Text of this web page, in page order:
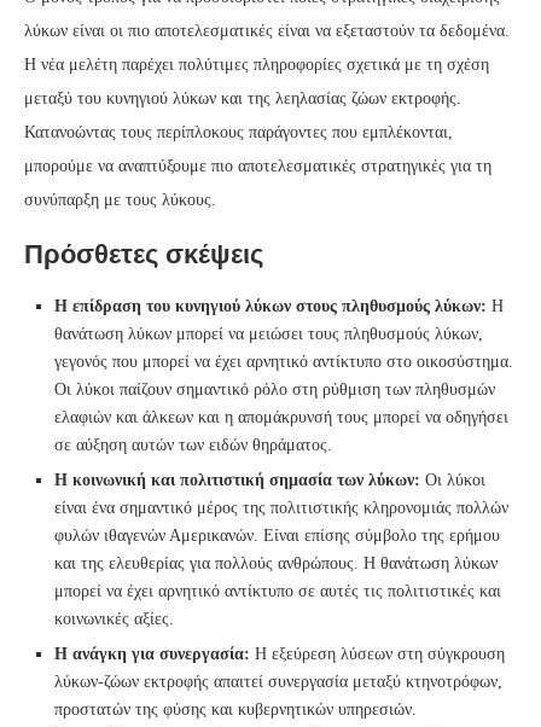
λύκων είναι οι πιο αποτελεσματικές είναι να εξεταστούν τα δεδομένα.
Η νέα μελέτη παρέχει πολύτιμες πληροφορίες σχετικά με τη σχέση
μεταξύ του κυνηγιού λύκων και της λεηλασίας ζώων εκτροφής.
Κατανοώντας τους περίπλοκους παράγοντες που εμπλέκονται,
μπορούμε να αναπτύξουμε πιο αποτελεσματικές στρατηγικές για τη
συνύπαρξη με τους λύκους.
Πρόσθετες σκέψεις
Η επίδραση του κυνηγιού λύκων στους πληθυσμούς λύκων: Η
θανάτωση λύκων μπορεί να μειώσει τους πληθυσμούς λύκων,
γεγονός που μπορεί να έχει αρνητικό αντίκτυπο στο οικοσύστημα.
Οι λύκοι παίζουν σημαντικό ρόλο στη ρύθμιση των πληθυσμών
ελαφιών και άλκεων και η απομάκρυνσή τους μπορεί να οδηγήσει
σε αύξηση αυτών των ειδών θηράματος.
Η κοινωνική και πολιτιστική σημασία των λύκων: Οι λύκοι
είναι ένα σημαντικό μέρος της πολιτιστικής κληρονομιάς πολλών
φυλών ιθαγενών Αμερικανών. Είναι επίσης σύμβολο της ερήμου
και της ελευθερίας για πολλούς ανθρώπους. Η θανάτωση λύκων
μπορεί να έχει αρνητικό αντίκτυπο σε αυτές τις πολιτιστικές και
κοινωνικές αξίες.
Η ανάγκη για συνεργασία: Η εξεύρεση λύσεων στη σύγκρουση
λύκων-ζώων εκτροφής απαιτεί συνεργασία μεταξύ κτηνοτρόφων,
προστατών της φύσης και κυβερνητικών υπηρεσιών.